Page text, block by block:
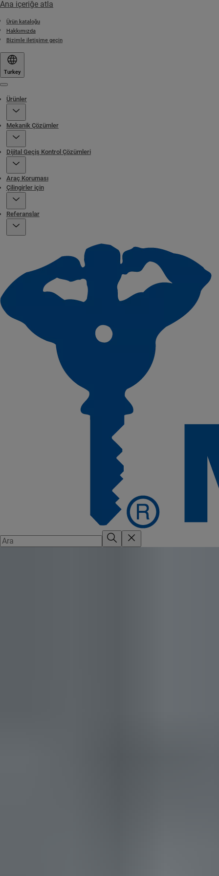
Ana içeriğe atla
Ürün kataloğu
Hakkımızda
Bizimle iletişime geçin
Turkey
Ürünler
Mekanik Çözümler
Dijital Geçiş Kontrol Çözümleri
Araç Koruması
Çilingirler için
Referanslar